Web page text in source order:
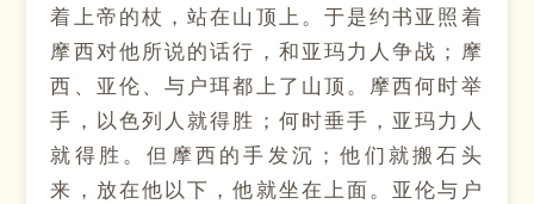
着上帝的杖，站在山顶上。于是约书亚照着
摩西对他所说的话行，和亚玛力人争战；摩
西、亚伦、与户珥都上了山顶。摩西何时举
手，以色列人就得胜；何时垂手，亚玛力人
就得胜。但摩西的手发沉；他们就搬石头
来，放在他以下，他就坐在上面。亚伦与户